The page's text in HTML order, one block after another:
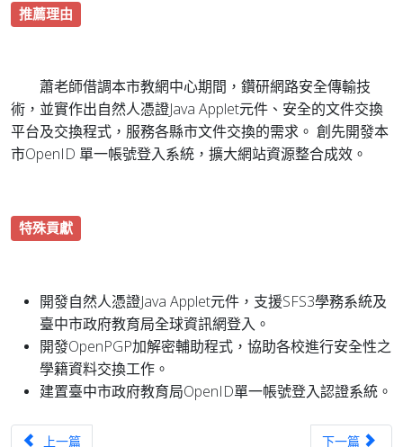
推薦理由
蕭老師借調本市教網中心期間，鑽研網路安全傳輸技
術，並實作出自然人憑證Java Applet元件、安全的文件交換
平台及交換程式，服務各縣市文件交換的需求。 創先開發本
市OpenID 單一帳號登入系統，擴大網站資源整合成效。
特殊貢獻
開發自然人憑證Java Applet元件，支援SFS3學務系統及
臺中市政府教育局全球資訊網登入。
開發OpenPGP加解密輔助程式，協助各校進行安全性之
學籍資料交換工作。
建置臺中市政府教育局OpenID單一帳號登入認證系統。
上一篇文章：TANet台中區域網路中心優良網路管理人員-劉興憲
上一篇 下一篇文章：
下一篇